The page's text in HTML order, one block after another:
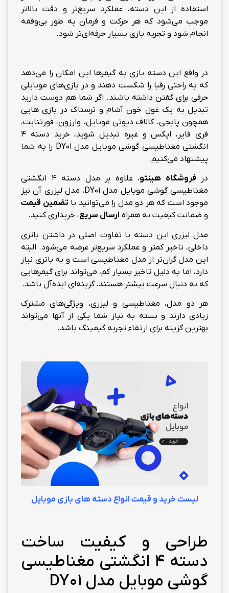
استفاده از این دسته، عملکرد سریع‌تر و دقت بالاتر
موجب می‌شود که هر حرکت و فرمان به طور بی‌وقفه
انجام شود و تجربه بازی بسیار حرفه‌ای‌تر شود.
در واقع این دسته بازی به گیمرها این امکان را می‌دهد
که به راحتی رقبا را شکست دهند و در بازی‌های موبایلی
حرفی برای گفتن داشته باشند. اگر شما هم دوست دارید
تبدیل به یک غول خون آشام و ترسناک در بازی هایی
همچون پابجی، کالاف دیوتی موبایل، وارزون، فورتنایت،
فری فایر، اپکس و غیره تبدیل شوید، خرید دسته 4
انگشتی مغناطیسی گوشی موبایل مدل DY01 را به شما
پیشنهاد می‌کنیم.
در فروشگاه هینتو
، علاوه بر مدل دسته 4 انگشتی
مغناطیسی گوشی موبایل مدل DY01، مدل لیزری آن نیز
موجود است که هر دو مدل را می‌توانید با تضمین قیمت
و ضمانت کیفیت به همراه ارسال سریع، خریداری کنید.
مدل لیزری این دسته با تفاوت اصلی در داشتن باتری
داخلی، تاخیر کمتر و عملکرد سریع‌تر عرضه می‌شود. البته
این مدل گران‌تر از مدل مغناطیسی است و به باتری نیاز
دارد، اما به دلیل تاخیر بسیار کم، می‌تواند برای گیمرهایی
که به دنبال سرعت بیشتر هستند، گزینه‌ای ایده‌آل باشد.
هر دو مدل، مغناطیسی و لیزری، ویژگی‌های مشترک
زیادی دارند و بسته به نیاز شما یکی از آنها می‌تواند
بهترین گزینه برای ارتقاء تجربه گیمینگ باشد.
لیست خرید و قیمت انواع دسته های بازی موبایل
طراحی و کیفیت ساخت
دسته 4 انگشتی مغناطیسی
گوشی موبایل مدل DY01